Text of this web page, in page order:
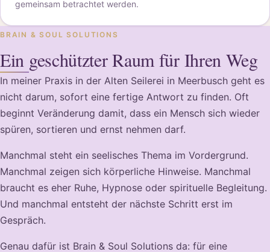
gemeinsam betrachtet werden.
BRAIN & SOUL SOLUTIONS
Ein geschützter Raum für Ihren Weg
In meiner Praxis in der Alten Seilerei in Meerbusch geht es
nicht darum, sofort eine fertige Antwort zu finden. Oft
beginnt Veränderung damit, dass ein Mensch sich wieder
spüren, sortieren und ernst nehmen darf.
Manchmal steht ein seelisches Thema im Vordergrund.
Manchmal zeigen sich körperliche Hinweise. Manchmal
braucht es eher Ruhe, Hypnose oder spirituelle Begleitung.
Und manchmal entsteht der nächste Schritt erst im
Gespräch.
Genau dafür ist Brain & Soul Solutions da: für eine